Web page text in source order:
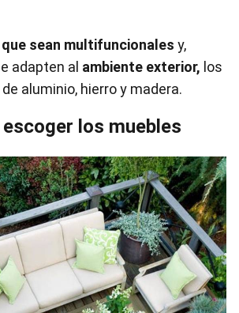
sean multifuncionales y,
adapten al ambiente exterior, los
aluminio, hierro y madera.
los muebles